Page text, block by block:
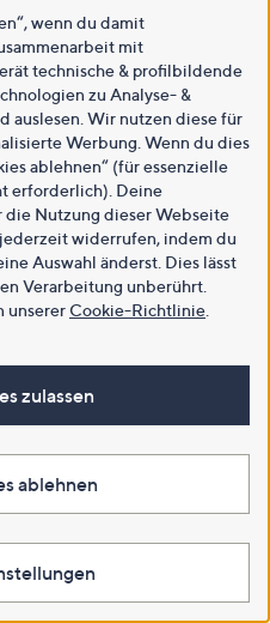
wenn du damit
mit
technische & profilbildende
zu Analyse- &
auslesen. Wir nutzen diese für
Werbung. Wenn du dies
ablehnen“ (für essenzielle
erforderlich). Deine
Nutzung dieser Webseite
widerrufen, indem du
Auswahl änderst. Dies lässt
Verarbeitung unberührt.
unsererCookie-Richtlinie
zulassen
ablehnen